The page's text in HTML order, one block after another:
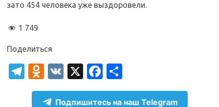
зато 454 человека уже выздоровели.
1 749
Поделиться
T
el
O
d
n
V
K
X
Fa
c
e
т
п
Подпишитесь на наш Telegram